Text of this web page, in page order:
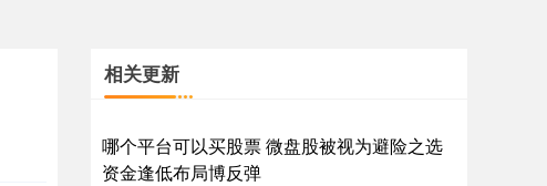
相关更新
哪个平台可以买股票 微盘股被视为避险之选
资金逢低布局博反弹